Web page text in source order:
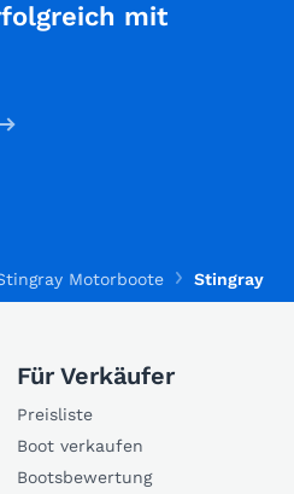
mit
Motorboote Stingray
Für Verkäufer
Preisliste
Boot verkaufen
Bootsbewertung